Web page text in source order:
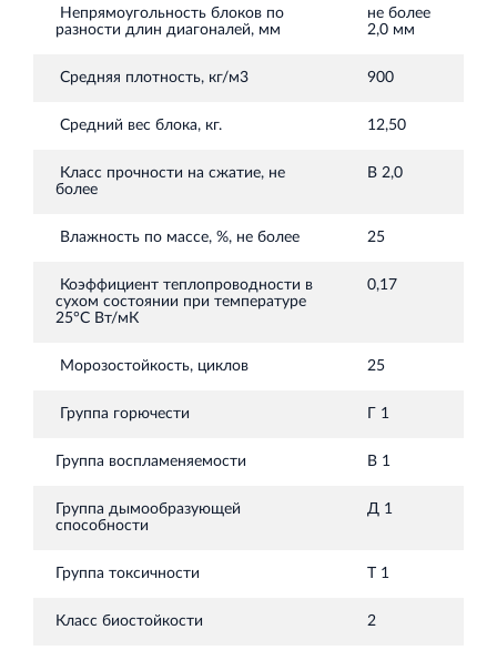
Непрямоугольность блоков по
разности длин диагоналей, мм
не более
2,0 мм
Средняя плотность, кг/м3 900
Средний вес блока, кг. 12,50
Класс прочности на сжатие, не
более
В 2,0
Влажность по массе, %, не более 25
Коэффициент теплопроводности в
сухом состоянии при температуре
25°С Вт/мК
0,17
Морозостойкость, циклов 25
Группа горючести Г 1
Группа воспламеняемости В 1
Группа дымообразующей
способности
Д 1
Группа токсичности Т 1
Класс биостойкости 2